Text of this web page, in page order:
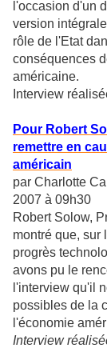
l'occasion d'un
version
rôle de l'Etat
conséquences
américaine.
Interview
Pour Robert
remettre en
américain
par Charlotte
2007 à 09h30
Robert Solow,
montré que, sur
progrès
avons pu le
l'interview qu'il
possibles de la
l'économie
Interview